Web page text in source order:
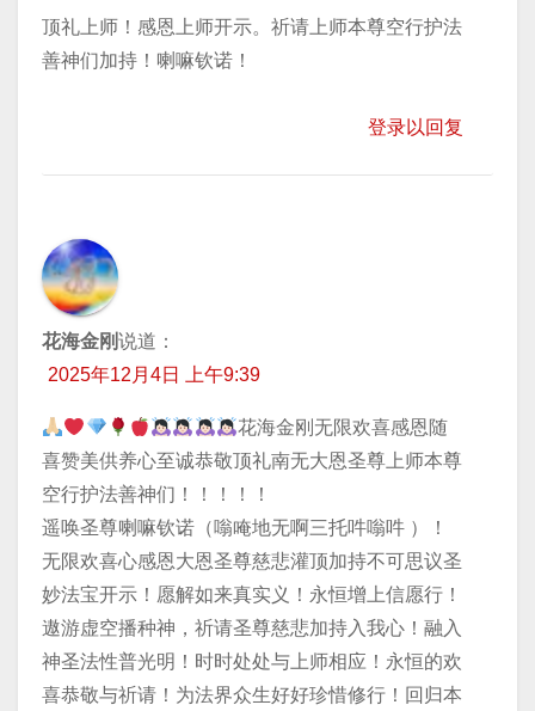
顶礼上师！感恩上师开示。祈请上师本尊空行护法
善神们加持！喇嘛钦诺！
登录以回复
花海金刚说道：
2025年12月4日 上午9:39
花海金刚无限欢喜感恩随
喜赞美供养心至诚恭敬顶礼南无大恩圣尊上师本尊
空行护法善神们！！！！！
遥唤圣尊喇嘛钦诺（嗡唵地无啊三托吽嗡吽 ）！
无限欢喜心感恩大恩圣尊慈悲灌顶加持不可思议圣
妙法宝开示！愿解如来真实义！永恒增上信愿行！
遨游虚空播种神，祈请圣尊慈悲加持入我心！融入
神圣法性普光明！时时处处与上师相应！永恒的欢
喜恭敬与祈请！为法界众生好好珍惜修行！回归本